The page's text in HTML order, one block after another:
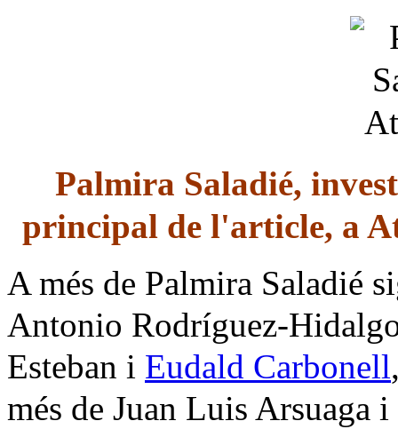
Palmira Saladié,
principal de l'article, a
A més de Palmira Saladié
Antonio Rodríguez-
Esteban i Eudald Carbonell
més de Juan Luis Arsuaga